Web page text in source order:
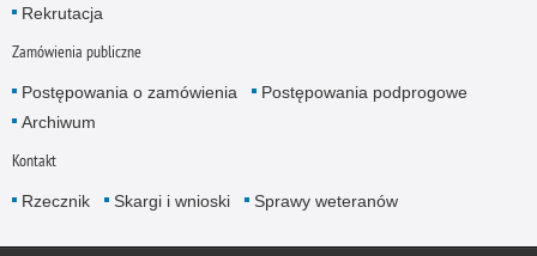
Rekrutacja
Zamówienia publiczne
Postępowania o zamówienia
Postępowania podprogowe
Archiwum
Kontakt
Rzecznik Skargi i wnioski Sprawy weteranów